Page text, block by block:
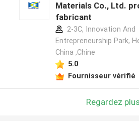
Materials Co., Ltd.
fabricant
2-3C, Innovation And
Entrepreneurship Park,
China ,Chine
5.0
Fournisseur vérifié
Regardez plus